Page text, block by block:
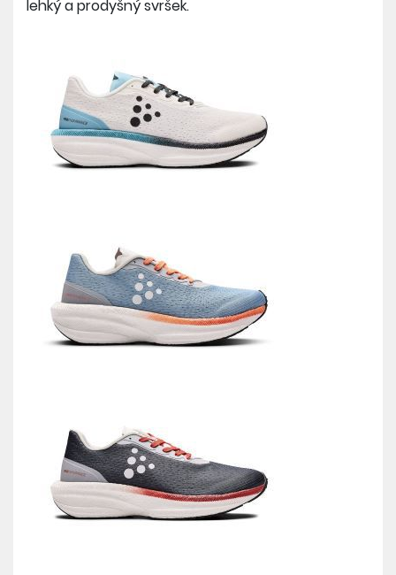
lehký a prodyšný svršek.